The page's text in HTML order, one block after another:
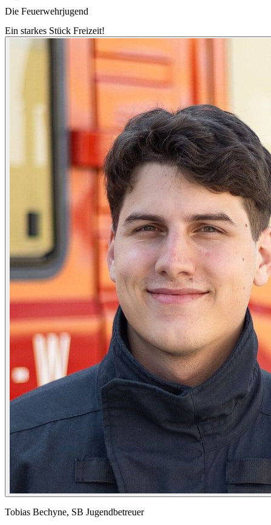
Die Feuerwehrjugend
Ein starkes Stück Freizeit!
Tobias Bechyne, SB Jugendbetreuer